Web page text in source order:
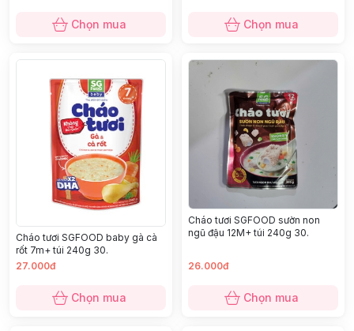
Chọn mua Chọn mua
Cháo tươi SGFOOD baby gà cà
rốt 7m+ túi 240g 30.
27.000đ
Chọn mua
Cháo tươi SGFOOD sườn non
ngũ đậu 12M+ túi 240g 30.
26.000đ
Chọn mua